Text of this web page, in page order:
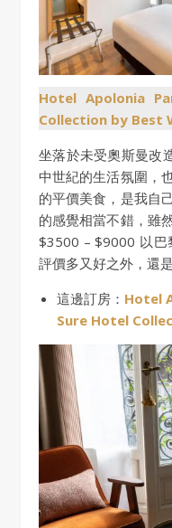
Hotel Apolonia
Collection by Best
坐落於未受奧斯曼改
中世紀的生活氛圍，
的平價美食，是我自
的感覺相當不錯，雖
$3500 – $9000 以巴
評價多又好之外，還
這邊訂房： Hotel
Sure Hotel